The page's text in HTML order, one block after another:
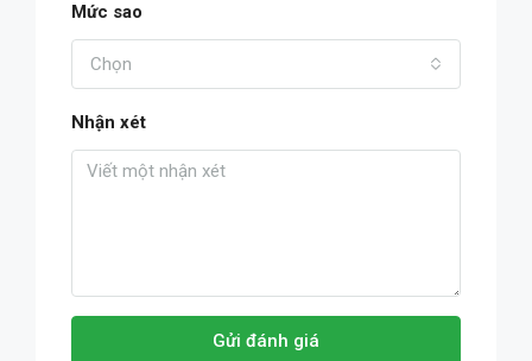
Mức sao
Chọn
Nhận xét
Gửi đánh giá